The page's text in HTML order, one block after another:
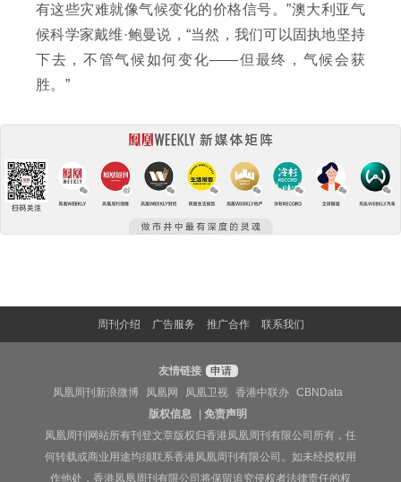
有这些灾难就像气候变化的价格信号。”澳大利亚气
候科学家戴维·鲍曼说，“当然，我们可以固执地坚持
下去，不管气候如何变化——但最终，气候会获
胜。”
周刊介绍 广告服务 推广合作 联系我们
友情链接 申请
凤凰周刊新浪微博
凤凰网 凤凰卫视 香港中联办
CBNData
版权信息
|免责声明
凤凰周刊网站所有刊登文章版权归香港凤凰周刊有限公司所有，任
何转载或商业用途均须联系香港凤凰周刊有限公司。如未经授权用
作他处，香港凤凰周刊有限公司将保留追究侵权者法律责任的权